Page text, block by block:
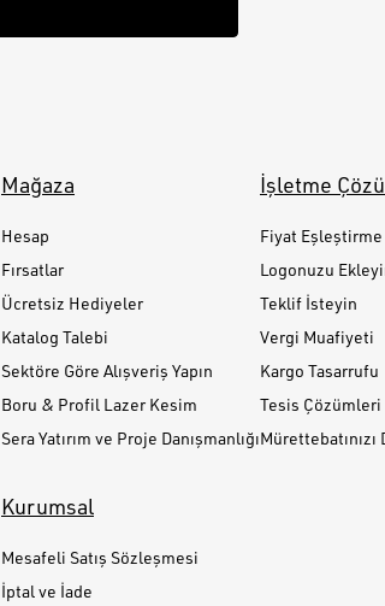
Mağaza
Hesap
Fırsatlar
Ücretsiz Hediyeler
Katalog Talebi
Sektöre Göre Alışveriş Yapın
Boru & Profil Lazer Kesim
Sera Yatırım ve Proje Danışmanlığı
İşletme
Fiyat Eşleştirme
Logonuzu
Teklif İsteyin
Vergi Muafiyeti
Kargo Tasarrufu
Tesis Çözümleri
Mürettebatınızı
Kurumsal
Mesafeli Satış Sözleşmesi
İptal ve İade